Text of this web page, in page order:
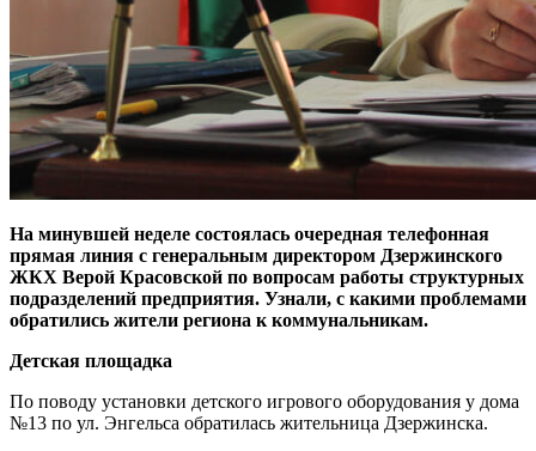
На минувшей неделе состоялась очередная телефонная
прямая линия с генеральным директором Дзержинского
ЖКХ Верой Красовской по вопросам работы структурных
подразделений предприятия. Узнали, с какими проблемами
обратились жители региона к коммунальникам.
Детская площадка
По поводу установки детского игрового оборудования у дома
№13 по ул. Энгельса обратилась жительница Дзержинска.